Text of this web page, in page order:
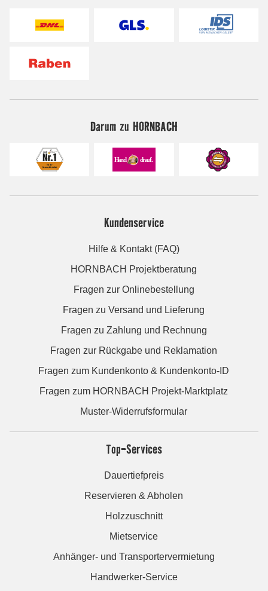
Darum zu HORNBACH
Kundenservice
Hilfe & Kontakt (FAQ)
HORNBACH Projektberatung
Fragen zur Onlinebestellung
Fragen zu Versand und Lieferung
Fragen zu Zahlung und Rechnung
Fragen zur Rückgabe und Reklamation
Fragen zum Kundenkonto & Kundenkonto-ID
Fragen zum HORNBACH Projekt-Marktplatz
Muster-Widerrufsformular
Top-Services
Dauertiefpreis
Reservieren & Abholen
Holzzuschnitt
Mietservice
Anhänger- und Transportervermietung
Handwerker-Service